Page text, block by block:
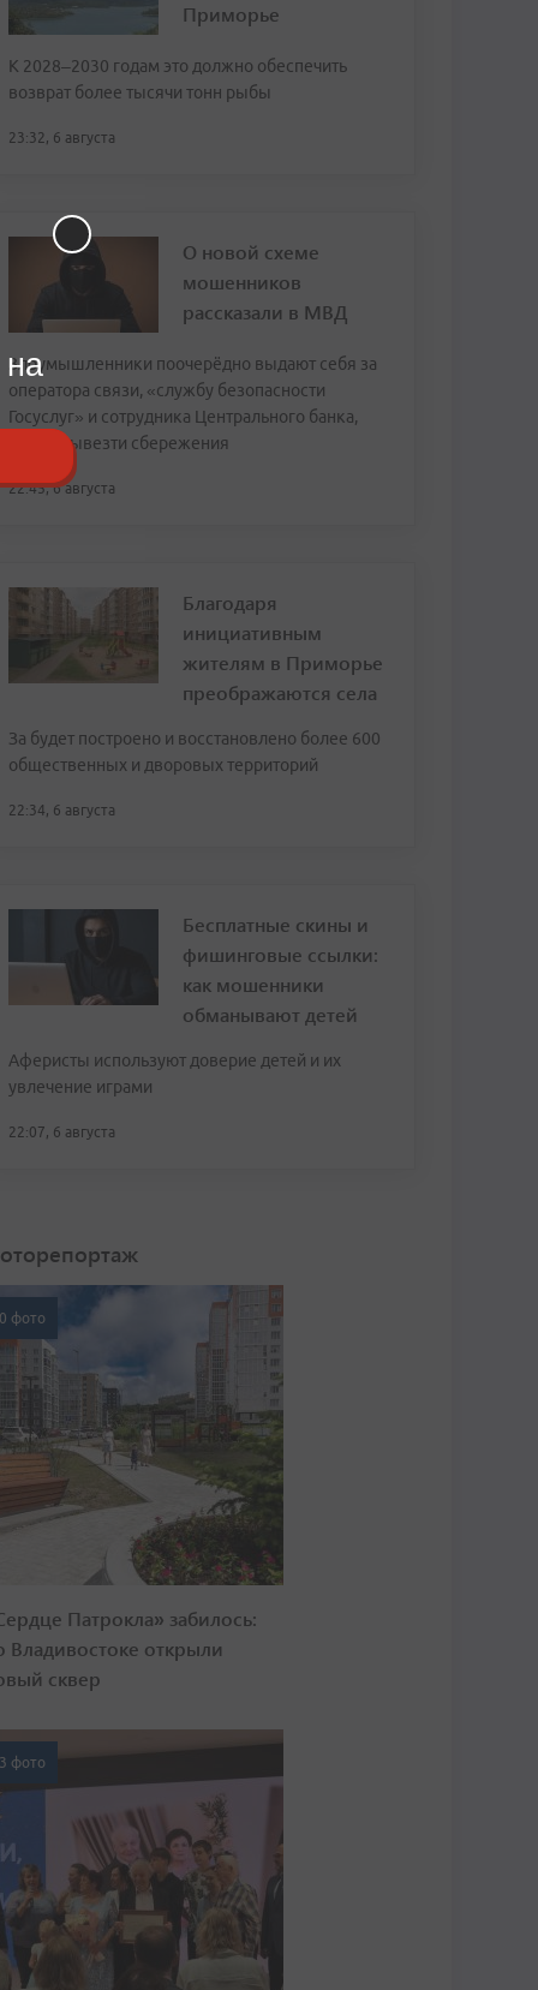
Приморье
К 2028–2030 годам это должно обеспечить
возврат более тысячи тонн рыбы
23:32, 6 августа
О новой схеме
мошенников
рассказали в МВД
Злоумышленники поочерёдно выдают себя за
оператора связи, «службу безопасности
Госуслуг» и сотрудника Центрального банка,
чтобы вывезти сбережения
22:45, 6 августа
Благодаря
инициативным
жителям в Приморье
преображаются села
За будет построено и восстановлено более 600
общественных и дворовых территорий
22:34, 6 августа
Бесплатные скины и
фишинговые ссылки:
как мошенники
обманывают детей
Аферисты используют доверие детей и их
увлечение играми
22:07, 6 августа
фото
Патрокла» забилось:
Владивостоке открыли
сквер
фото